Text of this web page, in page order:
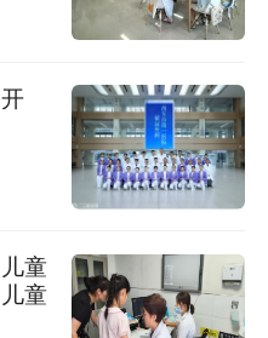
童
童